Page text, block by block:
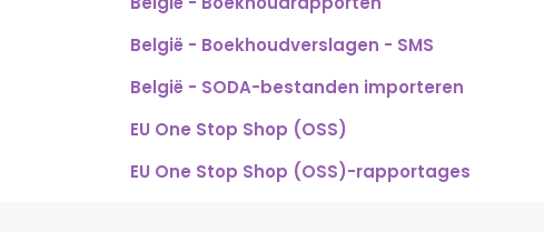
België - Boekhoudverslagen - SMS
België - SODA-bestanden importeren
EU One Stop Shop (OSS)
EU One Stop Shop (OSS)-rapportages